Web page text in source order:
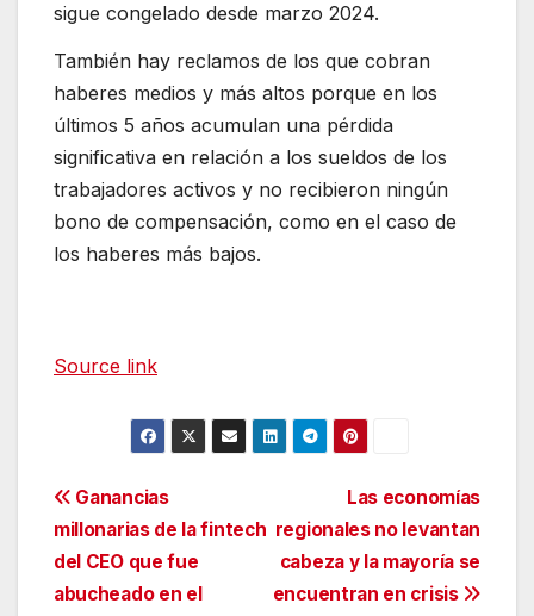
sigue congelado desde marzo 2024.
También hay reclamos de los que cobran
haberes medios y más altos porque en los
últimos 5 años acumulan una pérdida
significativa en relación a los sueldos de los
trabajadores activos y no recibieron ningún
bono de compensación, como en el caso de
los haberes más bajos.
Source link
Navegación
de
entradas
Las economías
regionales no levantan
cabeza y la mayoría se
encuentran en crisis
Ganancias
millonarias de la fintech
del CEO que fue
abucheado en el